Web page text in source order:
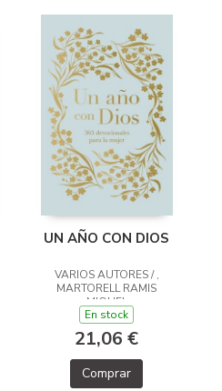
UN AÑO CON DIOS
VARIOS AUTORES / ,
MARTORELL RAMIS
MIQUEL
En stock
21,06 €
Comprar